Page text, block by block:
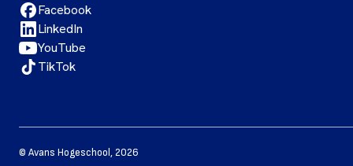
Facebook
LinkedIn
YouTube
TikTok
© Avans Hogeschool,2026